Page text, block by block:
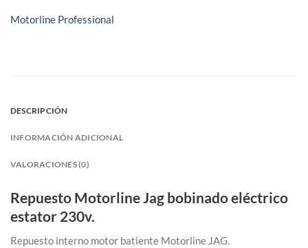
Motorline Professional
DESCRIPCIÓN
INFORMACIÓN ADICIONAL
VALORACIONES (0)
Repuesto Motorline Jag bobinado eléctrico
estator 230v.
Repuesto interno motor batiente Motorline JAG.